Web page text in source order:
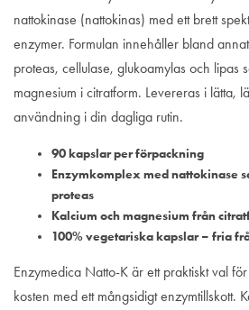
nattokinase (nattokinas) med ett brett
enzymer. Formulan innehåller bland
proteas, cellulase, glukoamylas och lipas
magnesium i citratform. Levereras i lätta,
användning i din dagliga rutin.
90 kapslar per förpackning
Enzymkomplex med nattokinase
proteas
Kalcium och magnesium från
100% vegetariska kapslar – fria
Enzymedica Natto-K är ett praktiskt val
kosten med ett mångsidigt enzymtillskott.